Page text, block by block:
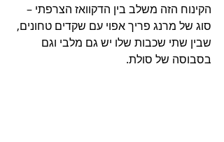
הקינוח הזה משלב בין הדקוואז הצרפתי –
סוג של מרנג פריך אפוי עם שקדים טחונים,
שבין שתי שכבות שלו יש גם מלבי וגם
בסבוסה של סולת.